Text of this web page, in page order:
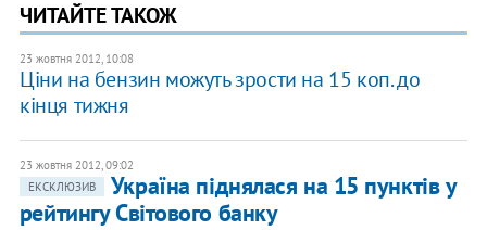
ЧИТАЙТЕ ТАКОЖ
23 жовтня 2012, 10:08
Ціни на бензин можуть зрости на 15 коп. до
кінця тижня
23 жовтня 2012, 09:02
ЕКСКЛЮЗИВ
Україна піднялася на 15 пунктів у
рейтингу Світового банку